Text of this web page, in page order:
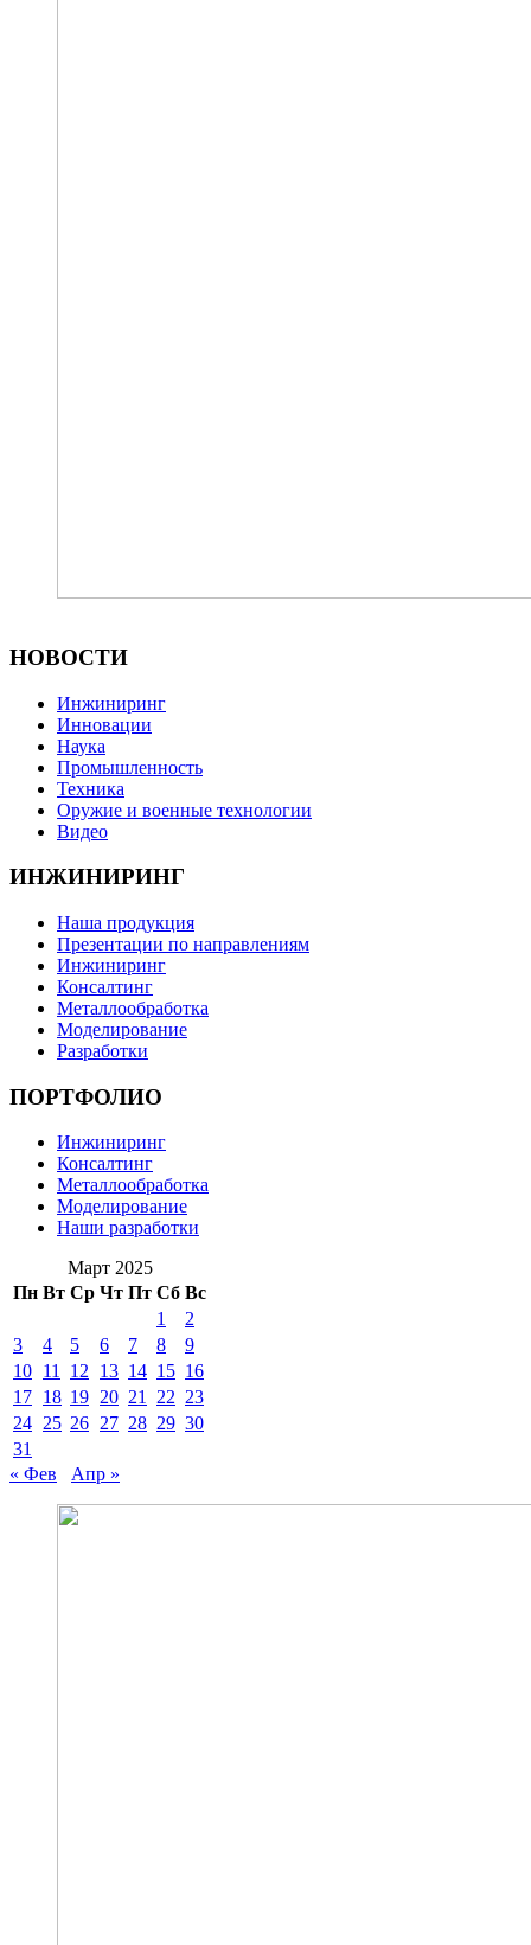
НОВОСТИ
Инжиниринг
Инновации
Наука
Промышленность
Техника
Оружие и военные технологии
Видео
ИНЖИНИРИНГ
Наша продукция
Презентации по направлениям
Инжиниринг
Консалтинг
Металлообработка
Моделирование
Разработки
ПОРТФОЛИО
Инжиниринг
Консалтинг
Металлообработка
Моделирование
Наши разработки
Март 2025
Пн Вт Ср Чт Пт Сб Вс
1
2
3
4 5 6 7 8
9
10 11 12 13 14 15 16
17 18 19 20 21 22 23
24 25 26 27 28 29 30
31
« Фев
Апр »